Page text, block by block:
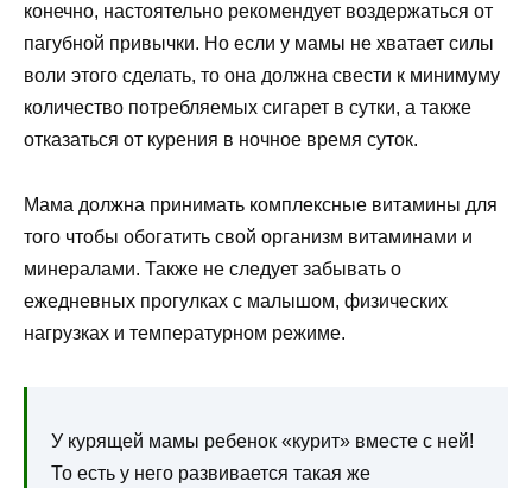
конечно, настоятельно рекомендует воздержаться от
пагубной привычки. Но если у мамы не хватает силы
воли этого сделать, то она должна свести к минимуму
количество потребляемых сигарет в сутки, а также
отказаться от курения в ночное время суток.
Мама должна принимать комплексные витамины для
того чтобы обогатить свой организм витаминами и
минералами. Также не следует забывать о
ежедневных прогулках с малышом, физических
нагрузках и температурном режиме.
У курящей мамы ребенок «курит» вместе с ней!
То есть у него развивается такая же